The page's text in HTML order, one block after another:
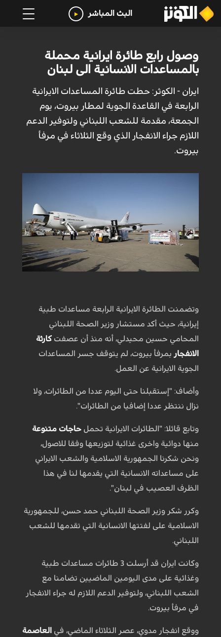
البث المباشر
وصول رابع طائرة ايرانية محملة
بالمساعدات الانسانية الى لبنان
ايران - الكوثر: حطت طائرة المساعدات الايرانية
الرابعة في القاعدة الجوية لمطار بيروت، يوم
الجمعة، مقدمة للشعب اللبناني ولتوفير الدعم
اللازم جراء الانفجار الذي وقع الثلاثاء في مرفأ
بيروت.
وتضمنت الطائرة الايرانية الرابعة مساعدات طبية
إيرانية، حيث أكد مستشار وزير الصحة اللبناني
المحامي حسين محيدلي، أنه منذ أن عصفت كارثة
الانفجار بمرفأ بيروت، لم يتوقف جسر المساعدات
الجوية الايرانية عن العمل.
وأضاف: "إستقبلنا حتى اليوم عددا من الطائرات، ولا
نزال ننتظر عددا إضافيا من الطائرات".
وتابع قائلا: "الطائرات الايرانية تحمل حاجات متنوعة
منها دوائية واخرى غذائية لتوزيعها وفقا للاصول،
ونحن شكرنا الجمهورية الاسلامية والشعب الايراني
على مساعداته الانسانية التي يقدمها لنا في هذا
الظرف العصيب في لبنان".
وكرر شكر وزير الصحة اللبناني حمد حسن، للجمهورية
الاسلامية على لفتتها الانسانية التي تقدمها للشعب
اللبناني.
وكانت ايران قد أرسلت 3 طائرات مساعدات طبية
وغذائية على مدى اليومين الماضيين تضامنا مع
الشعب اللبناني، ولتوفير الدعم اللازم له جراء الانفجار
في مرفأ بيروت.
ووقع انفجار مدوي، عصر الثلاثاء الماضي، في العاصمة